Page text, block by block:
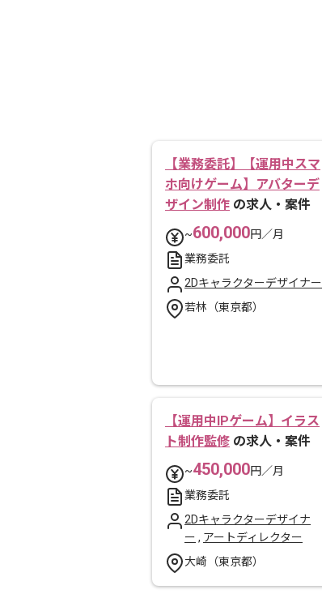
【業務委託】【運用中スマ
ホ向けゲーム】アバターデ
ザイン制作 の求人・案件
~600,000円／月
業務委託
2Dキャラクターデザイナー
若林（東京都）
【運用中IPゲーム】イラス
ト制作監修 の求人・案件
~450,000円／月
業務委託
2Dキャラクターデザイナ
ー , アートディレクター
大崎（東京都）